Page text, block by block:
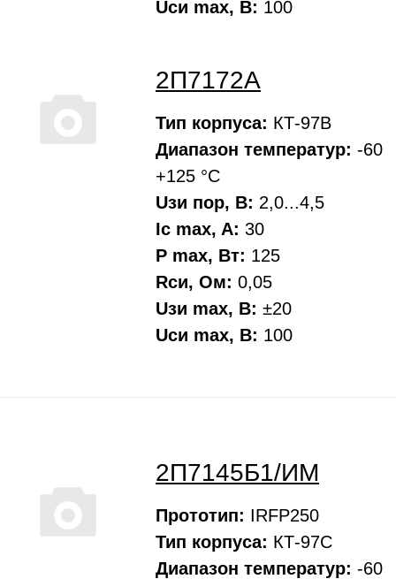
Uси max, В: 100
2П7172А
Тип корпуса: КТ-97В
Диапазон температур: -60
+125 °С
Uзи пор, В: 2,0...4,5
Ic max, A: 30
P max, Вт: 125
Rси, Oм: 0,05
Uзи max, В: ±20
Uси max, В: 100
2П7145Б1/ИМ
Прототип: IRFP250
Тип корпуса: КТ-97С
Диапазон температур: -60